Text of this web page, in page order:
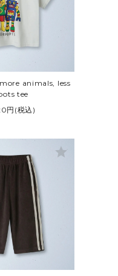
animals, less
tee
円(税込)
star